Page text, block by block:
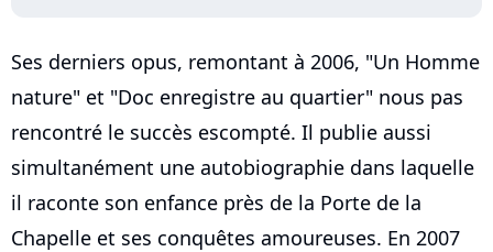
Ses derniers opus, remontant à 2006, "Un Homme
nature" et "Doc enregistre au quartier" nous pas
rencontré le succès escompté. Il publie aussi
simultanément une autobiographie dans laquelle
il raconte son enfance près de la Porte de la
Chapelle et ses conquêtes amoureuses. En 2007